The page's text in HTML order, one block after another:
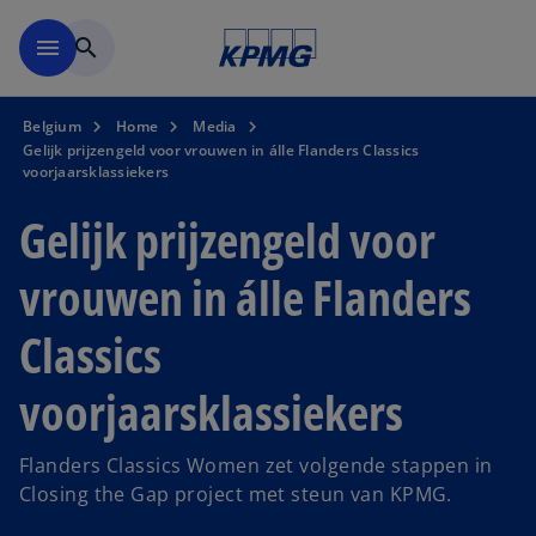
menu search
Belgium Home
Media
Gelijk prijzengeld voor vrouwen in álle Flanders Classics
voorjaarsklassiekers
Gelijk prijzengeld voor
vrouwen in álle Flanders
Classics
voorjaarsklassiekers
Flanders Classics Women zet volgende stappen in
Closing the Gap project met steun van KPMG.